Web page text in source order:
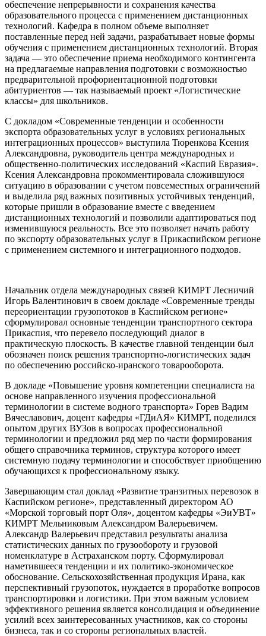
обеспечение непрерывности и сохранения качества
образовательного процесса с применением дистанционных
технологий. Кафедра в полном объеме выполняет
поставленные перед ней задачи, разрабатывает новые формы
обучения с применением дистанционных технологий. Вторая
задача — это обеспечение приема необходимого контингента
на предлагаемые направления подготовки с возможностью
предварительной профориентационной подготовки
абитуриентов — так называемый проект «Логистические
классы» для школьников.
С докладом «Современные тенденции и особенности
экспорта образовательных услуг в условиях региональных
интеграционных процессов» выступила Тюренкова Ксения
Александровна, руководитель центра международных и
общественно-политических исследований «Каспий Евразия».
Ксения Александровна прокомментировала сложившуюся
ситуацию в образовании с учетом повсеместных ограничений
и выделила ряд важных позитивных устойчивых тенденций,
которые пришли в образование вместе с введением
дистанционных технологий и позволили адаптироваться под
изменившуюся реальность. Все это позволяет начать работу
по экспорту образовательных услуг в Прикаспийском регионе
с применением системного и интеграционного подходов.
Начальник отдела международных связей КИМРТ Лесничий
Игорь Валентинович в своем докладе «Современные тренды
переориентации грузопотоков в Каспийском регионе»
сформулировал основные тенденции транспортного сектора
Прикаспия, что перевело последующий диалог в
практическую плоскость. В качестве главной тенденции был
обозначен поиск решения транспортно-логистических задач
по обеспечению российско-иранского товарооборота.
В докладе «Повышение уровня компетенции специалиста на
основе направленного изучения профессиональной
терминологии в системе водного транспорта» Горев Вадим
Вячеславович, доцент кафедры «ГДиАЯ» КИМРТ, поделился
опытом других ВУЗов в вопросах профессиональной
терминологии и предложил ряд мер по части формирования
общего справочника терминов, структура которого имеет
системную подачу терминологии и способствует приобщению
обучающихся к профессиональному языку.
Завершающим стал доклад «Развитие транзитных перевозок в
Каспийском регионе», представленный директором АО
«Морской торговый порт Оля», доцентом кафедры «ЭиУВТ»
КИМРТ Мельниковым Александром Валерьевичем.
Александр Валерьевич представил результаты анализа
статистических данных по грузообороту и грузовой
номенклатуре в Астраханском порту. Сформулировал
наметившееся тенденции и их политико-экономическое
обоснование. Сельскохозяйственная продукция Ирана, как
перспективный грузопоток, нуждается в проработке вопросов
транспортировки и логистики. При этом важным условием
эффективного решения является консолидация и объединение
усилий всех заинтересованных участников, как со стороны
бизнеса, так и со стороны региональных властей.